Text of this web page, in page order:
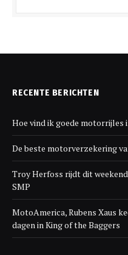
RECENTE BERICHTEN
Hoe vind ik goede motorrijles
De beste motorverzekering
Troy Herfoss rijdt dit
SMP
MotoAmerica, Rubens Xaus
dagen in King of the Baggers